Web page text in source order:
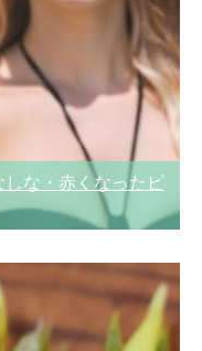
しな・赤くなったピ